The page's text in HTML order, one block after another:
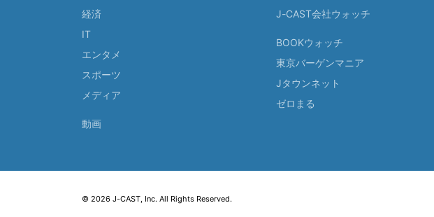
経済
IT
エンタメ
スポーツ
メディア
動画
J-CAST会社ウォッチ
BOOKウォッチ
東京バーゲンマニア
Jタウンネット
ゼロまる
© 2026 J-CAST, Inc. All Rights Reserved.